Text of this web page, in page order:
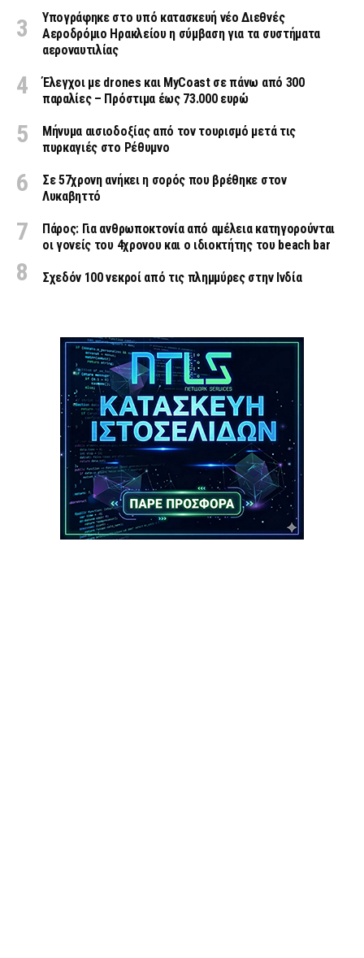
Υπογράφηκε στο υπό κατασκευή νέο Διεθνές
Αεροδρόμιο Ηρακλείου η σύμβαση για τα συστήματα
αεροναυτιλίας
Έλεγχοι με drones και MyCoast σε πάνω από 300
παραλίες – Πρόστιμα έως 73.000 ευρώ
Μήνυμα αισιοδοξίας από τον τουρισμό μετά τις
πυρκαγιές στο Ρέθυμνο
Σε 57χρονη ανήκει η σορός που βρέθηκε στον
Λυκαβηττό
Πάρος: Για ανθρωποκτονία από αμέλεια κατηγορούνται
οι γονείς του 4χρονου και ο ιδιοκτήτης του beach bar
Σχεδόν 100 νεκροί από τις πλημμύρες στην Ινδία